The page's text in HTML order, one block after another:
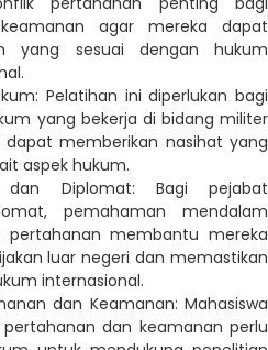
agar mereka dapat
yang sesuai dengan hukum
Pelatihan ini diperlukan bagi
yang bekerja di bidang militer
memberikan nasihat yang
aspek hukum.
dan Diplomat: Bagi pejabat
pemahaman mendalam
membantu mereka
luar negeri dan memastikan
internasional.
dan Keamanan: Mahasiswa
dan keamanan perlu